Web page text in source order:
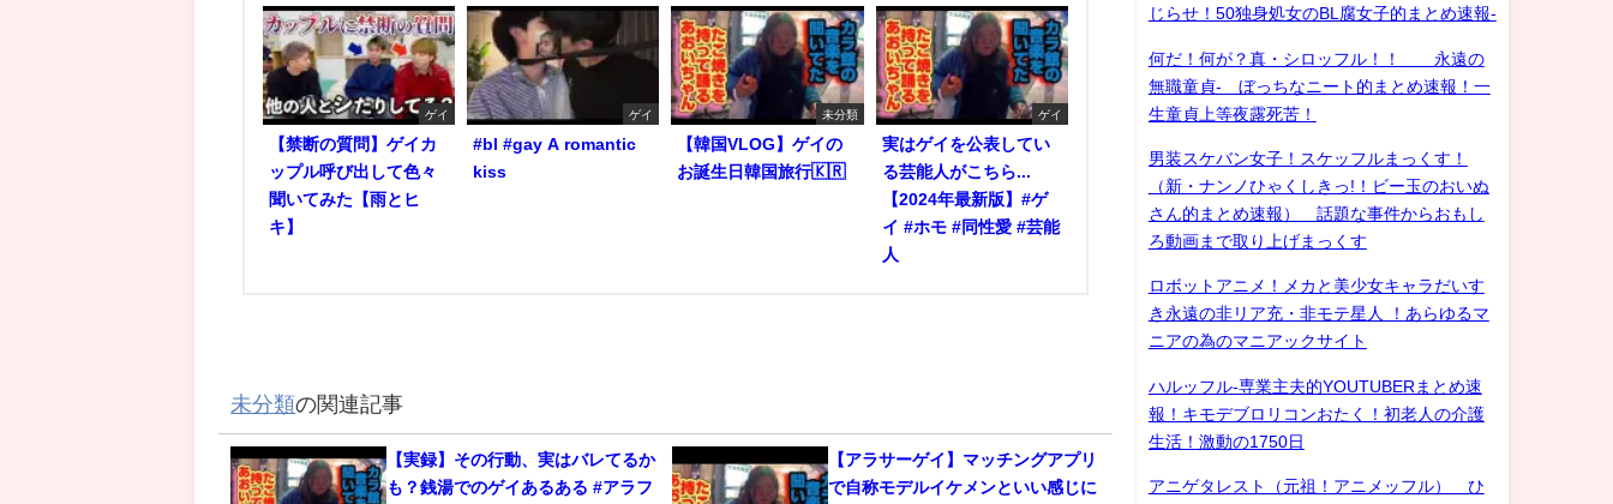
ゲイ
【禁断の質問】ゲイカ
ップル呼び出して色々
聞いてみた【雨とヒ
キ】
ゲイ
#bl #gay A romantic
kiss
未分類
【韓国VLOG】ゲイの
お誕生日韓国旅行🇰🇷
ゲイ
実はゲイを公表してい
る芸能人がこちら...
【2024年最新版】#ゲ
イ #ホモ #同性愛 #芸能
人
未分類の関連記事
【実録】その行動、実はバレてるか
も？銭湯でのゲイあるある #アラフ
【アラサーゲイ】マッチングアプリ
で自称モデルイケメンといい感じに
じらせ！50独身処女のBL腐女子的まとめ速報-
何だ！何が？真・シロッフル！！ 永遠の
無職童貞- ぼっちなニート的まとめ速報！一
生童貞上等夜露死苦！
男装スケバン女子！スケッフルまっくす！
（新・ナンノひゃくしきっ!！ビー玉のおいぬ
さん的まとめ速報） 話題な事件からおもし
ろ動画まで取り上げまっくす
ロボットアニメ！メカと美少女キャラだいす
き永遠の非リア充・非モテ星人 ！あらゆるマ
ニアの為のマニアックサイト
ハルッフル-専業主夫的YOUTUBERまとめ速
報！キモデブロリコンおたく！初老人の介護
生活！激動の1750日
アニゲタレスト（元祖！アニメッフル） ひ